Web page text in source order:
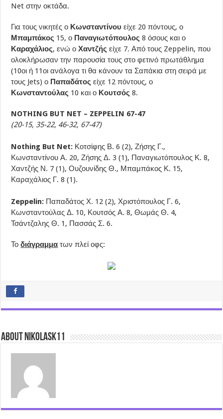
Net στην οκτάδα.
Για τους νικητές ο Κωνσταντίνουείχε 20 πόντους, ο
Μπαμπάκος 15, ο Παναγιωτόπουλος8 όσους και ο
Καραχάλιος, ενώ οΧαντζήςείχε 7. Από τους Zeppelin, που
ολοκλήρωσαν την παρουσία τους στο φετινό πρωτάθλημα
(10οι ή 11οι ανάλογα τι θα κάνουν τα Σαπάκια στη σειρά με
τους Jets) ο Παπαδάτοςείχε 12 πόντους, ο
Κωνσταντούλας 10 και ο Κουτσός8.
NOTHING BUT NET – ZEPPELIN 67-47
(20-15, 35-22, 46-32, 67-47)
Nothing But Net: Κοτσίφης Β. 6 (2), Ζήσης Γ.,
Κωνσταντίνου Α. 20, Ζήσης Δ. 3 (1), Παναγιωτόπουλος Κ. 8,
Χαντζής Ν. 7 (1), Ουζουνίδης Θ., Μπαμπάκος Κ. 15,
Καραχάλιος Γ. 8 (1).
Zeppelin: Παπαδάτος Χ. 12 (2), Χριστόπουλος Γ. 6,
Κωνσταντούλας Δ. 10, Κουτσός Α. 8, Θωμάς Θ. 4,
Τσάντζαλης Θ. 1, Πασσάς Σ. 6.
Τοδιάγραμμα των πλεί οφς:
About nikolask11